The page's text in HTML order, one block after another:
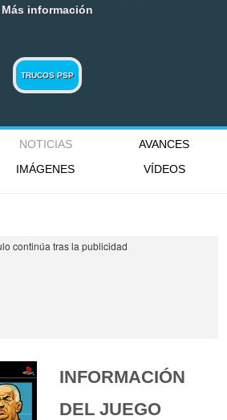
Más información
TRUCOS PSP
NOTICIAS
AVANCES
IMÁGENES VÍDEOS
INFORMACIÓN
DEL JUEGO